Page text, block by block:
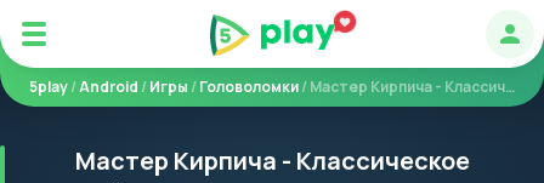
5play/Android /Игры /Головоломки/ Мастер Кирпича - Классическое Тройное Совпадение
Мастер Кирпича - Классическое